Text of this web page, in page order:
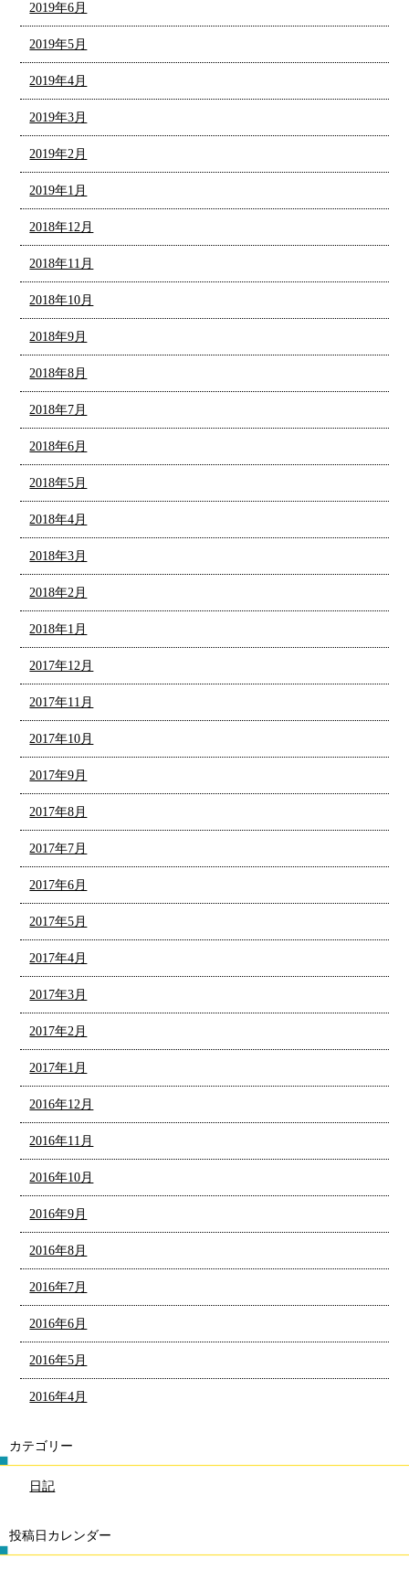
2019年6月
2019年5月
2019年4月
2019年3月
2019年2月
2019年1月
2018年12月
2018年11月
2018年10月
2018年9月
2018年8月
2018年7月
2018年6月
2018年5月
2018年4月
2018年3月
2018年2月
2018年1月
2017年12月
2017年11月
2017年10月
2017年9月
2017年8月
2017年7月
2017年6月
2017年5月
2017年4月
2017年3月
2017年2月
2017年1月
2016年12月
2016年11月
2016年10月
2016年9月
2016年8月
2016年7月
2016年6月
2016年5月
2016年4月
カテゴリー
日記
投稿日カレンダー